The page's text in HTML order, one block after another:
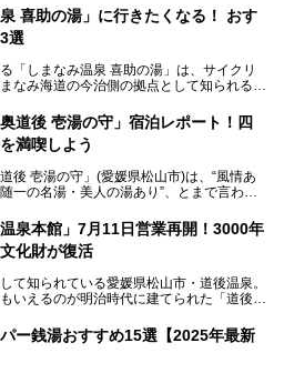
気スポットです。天然温泉・サウナ・岩盤
で“癒しのすべて”がそろう人気施設の中で
したい3つのポイントについて厳選してお
泉 喜助の湯」に行きたくなる！ おす
選
「しまなみ温泉 喜助の湯」は、サイクリ
なみ海道の今治側の拠点として知られる人
車ロッカーや工具、給水サービスなど、旅
たっぷり。お風呂は内湯から半露天、サウ
広々空間。泉質も温度もバリエーション豊
厳選してお届けします。読めばきっと、行
違いなし！
道後 壱湯の守」宿泊レポート！四
満喫しよう
後 壱湯の守」(愛媛県松山市)は、“風情あ
一の名湯・美人の湯あり”、とまで言われ
生活から隔離された非日常感を味わえま
ィ温泉ライターである筆者自ら宿泊し、名
翠明の湯」の全浴槽をご紹介。また、パブ
します！
泉本館」7月11日営業再開！3000年
化財が復活
て知られている愛媛県松山市・道後温泉。
いえるのが明治時代に建てられた「道後温
が終わり、いよいよ2024年7月11日から
ります。
ー銭湯おすすめ15選【2025年最新